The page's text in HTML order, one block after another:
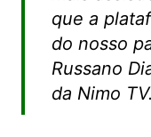
que a
do nosso
Russano
da Nimo TV.